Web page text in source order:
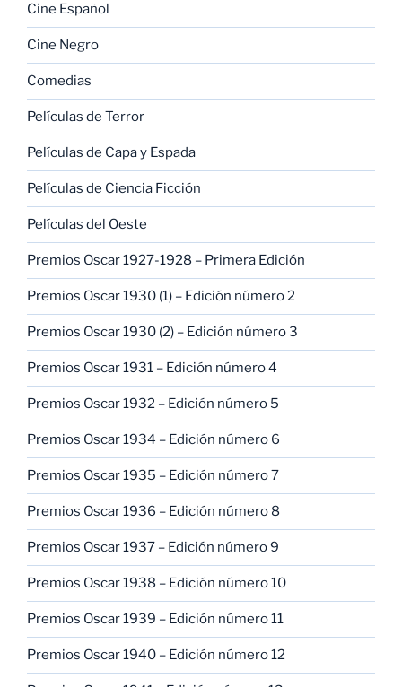
Cine Español
Cine Negro
Comedias
Películas de Terror
Películas de Capa y Espada
Películas de Ciencia Ficción
Películas del Oeste
Premios Oscar 1927-1928 – Primera Edición
Premios Oscar 1930 (1) – Edición número 2
Premios Oscar 1930 (2) – Edición número 3
Premios Oscar 1931 – Edición número 4
Premios Oscar 1932 – Edición número 5
Premios Oscar 1934 – Edición número 6
Premios Oscar 1935 – Edición número 7
Premios Oscar 1936 – Edición número 8
Premios Oscar 1937 – Edición número 9
Premios Oscar 1938 – Edición número 10
Premios Oscar 1939 – Edición número 11
Premios Oscar 1940 – Edición número 12